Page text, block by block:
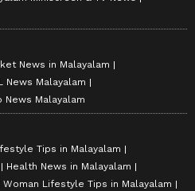
News in Malayalam
News Malayalam
News Malayalam
Tips in Malayalam
Health News in Malayalam
Woman Lifestyle Tips in Malayalam